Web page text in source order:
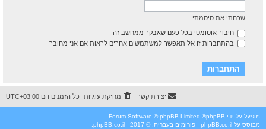
שכחתי את סיסמתי
חיבור אוטומטי בכל פעם שאבקר ממחשב זה
בהתחברות זו אל תאפשר למשתמשים אחרים לראות אם אני מחובר
כל הזמנים הם UTC+03:00 מחיקת עוגיות יצירת קשר
מופעל על ידי phpBB
® Forum Software © phpBB Limited
מבוסס על phpBB.co.il - פורומים בעברית
. © 2017 - phpBB.co.il.